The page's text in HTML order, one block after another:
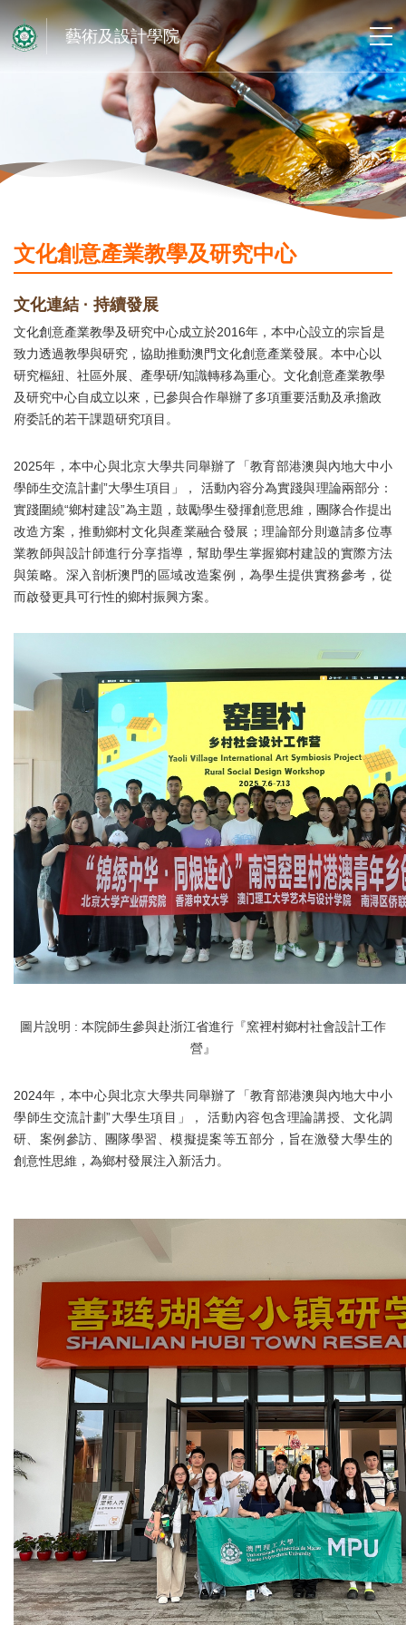
藝術及設計學院
文化創意產業教學及研究中心
文化連結 · 持續發展
文化創意產業教學及研究中心成立於2016年，本中心設立的宗旨是
致力透過教學與研究，協助推動澳門文化創意產業發展。本中心以
研究樞紐、社區外展、產學研/知識轉移為重心。文化創意產業教學
及研究中心自成立以來，已參與合作舉辦了多項重要活動及承擔政
府委託的若干課題研究項目。
2025年，本中心與北京大學共同舉辦了「教育部港澳與內地大中小
學師生交流計劃”大學生項目」， 活動內容分為實踐與理論兩部分：
實踐圍繞“鄉村建設”為主題，鼓勵學生發揮創意思維，團隊合作提出
改造方案，推動鄉村文化與產業融合發展；理論部分則邀請多位專
業教師與設計師進行分享指導，幫助學生掌握鄉村建設的實際方法
與策略。深入剖析澳門的區域改造案例，為學生提供實務參考，從
而啟發更具可行性的鄉村振興方案。
圖片說明 : 本院師生參與赴浙江省進行『窯裡村鄉村社會設計工作
營』
2024年，本中心與北京大學共同舉辦了「教育部港澳與內地大中小
學師生交流計劃”大學生項目」， 活動內容包含理論講授、文化調
研、案例參訪、團隊學習、模擬提案等五部分，旨在激發大學生的
創意性思維，為鄉村發展注入新活力。